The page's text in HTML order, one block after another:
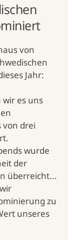
von
Jahr:
es uns
von drei
wurde
der
überreicht...
zu
unseres